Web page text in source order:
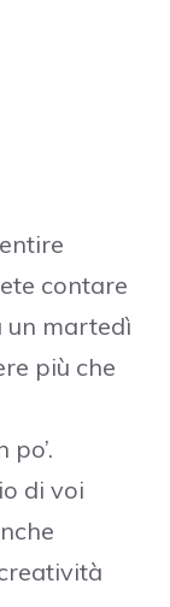
contare
un martedì
più che
di voi